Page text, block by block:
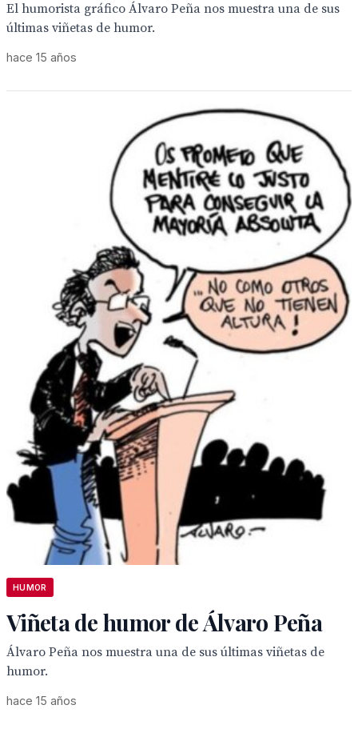
El humorista gráfico Álvaro Peña nos muestra una de sus
últimas viñetas de humor.
hace 15 años
HUMOR
Viñeta de humor de Álvaro Peña
Álvaro Peña nos muestra una de sus últimas viñetas de
humor.
hace 15 años